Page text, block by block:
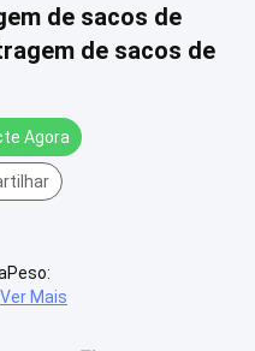
de sacos de
de sacos de
Agora
Ver Mais